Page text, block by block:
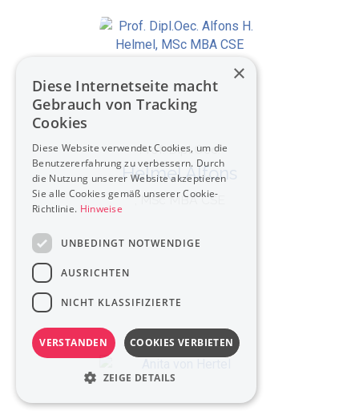
Prof. Dipl.Oec.
Helmel Alfons
, MSc MBA CSE
×
Diese Internetseite macht
Gebrauch von Tracking
Cookies
Diese Website verwendet Cookies, um die
Benutzererfahrung zu verbessern. Durch
die Nutzung unserer Website akzeptieren
Sie alle Cookies gemäß unserer Cookie-
Richtlinie. Hinweise
UNBEDINGT NOTWENDIGE
AUSRICHTEN
NICHT KLASSIFIZIERTE
VERSTANDEN COOKIES VERBIETEN
ZEIGE DETAILS